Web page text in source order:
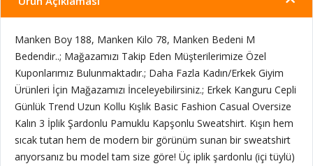
Manken Boy 188, Manken Kilo 78, Manken Bedeni M
Bedendir..; Mağazamızı Takip Eden Müşterilerimize Özel
Kuponlarımız Bulunmaktadır.; Daha Fazla Kadın/Erkek Giyim
Ürünleri İçin Mağazamızı İnceleyebilirsiniz.; Erkek Kanguru Cepli
Günlük Trend Uzun Kollu Kışlık Basic Fashion Casual Oversize
Kalın 3 İplik Şardonlu Pamuklu Kapşonlu Sweatshirt. Kışın hem
sıcak tutan hem de modern bir görünüm sunan bir sweatshirt
arıyorsanız bu model tam size göre! Üç iplik şardonlu (içi tüylü)